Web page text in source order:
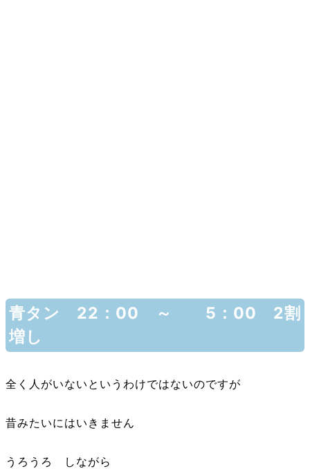
青タン 22：00 ～ 5：00 2割
増し
全く人がいないというわけではないのですが
昔みたいにはいきません
うろうろ しながら